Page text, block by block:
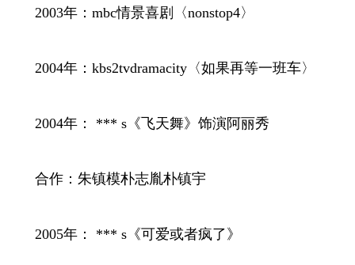
2003年：mbc情景喜剧〈nonstop4〉
2004年：kbs2tvdramacity〈如果再等一班车〉
2004年： *** s《飞天舞》饰演阿丽秀
合作：朱镇模朴志胤朴镇宇
2005年： *** s《可爱或者疯了》